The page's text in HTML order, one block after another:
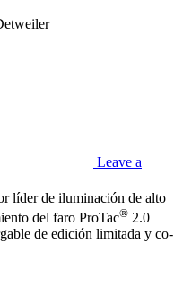
Leave a
líder de iluminación de alto
del faro ProTac® 2.0
de edición limitada y co-